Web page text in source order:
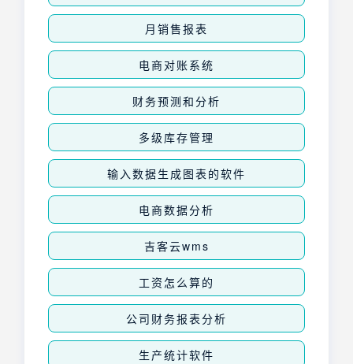
月销售报表
电商对账系统
财务预测和分析
多级库存管理
输入数据生成图表的软件
电商数据分析
吉客云wms
工资怎么算的
公司财务报表分析
生产统计软件